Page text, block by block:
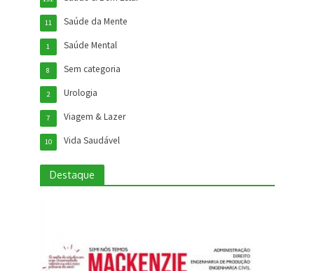
Saúde da Mente
11
Saúde Mental
1
Sem categoria
8
Urologia
2
Viagem & Lazer
7
Vida Saudável
10
Destaque